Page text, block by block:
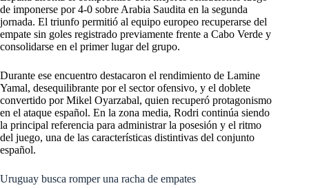
de imponerse por 4-0 sobre Arabia Saudita en la segunda
jornada. El triunfo permitió al equipo europeo recuperarse del
empate sin goles registrado previamente frente a Cabo Verde y
consolidarse en el primer lugar del grupo.
Durante ese encuentro destacaron el rendimiento de Lamine
Yamal, desequilibrante por el sector ofensivo, y el doblete
convertido por Mikel Oyarzabal, quien recuperó protagonismo
en el ataque español. En la zona media, Rodri continúa siendo
la principal referencia para administrar la posesión y el ritmo
del juego, una de las características distintivas del conjunto
español.
Uruguay busca romper una racha de empates